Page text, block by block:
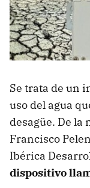
Se trata de un
uso del agua
desagüe. De la
Francisco
Ibérica
dispositivo